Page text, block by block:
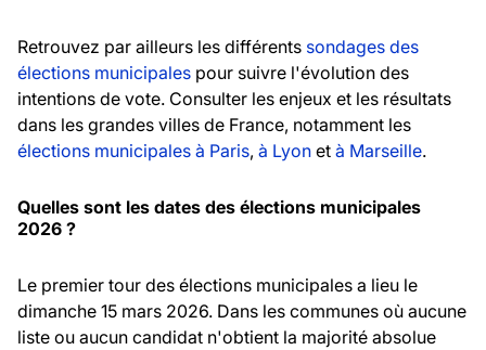
Retrouvez par ailleurs les différents sondages des
élections municipales pour suivre l'évolution des
intentions de vote. Consulter les enjeux et les résultats
dans les grandes villes de France, notamment les
élections municipales à Paris, à Lyon et à Marseille.
Quelles sont les dates des élections municipales
2026 ?
Le premier tour des élections municipales a lieu le
dimanche 15 mars 2026. Dans les communes où aucune
liste ou aucun candidat n'obtient la majorité absolue